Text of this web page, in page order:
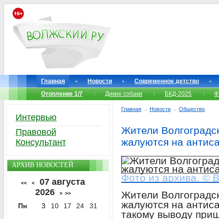
Главная Новости
Современное детство
Отопление 1/7
Дикие собаки БКД-2025
Главная → Новости → Общество
Жители
жалуются на
Фото из архива. ©
Жители
жалуются на
такому выводу
Интервью
Правовой
Консультант
АРХИВ НОВОСТЕЙ
<< <
07 августа
2026
> >>
Пн 3 10 17 24 31